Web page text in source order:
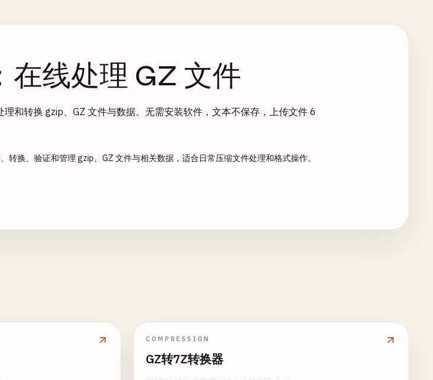
在线处理 GZ 文件
和转换 gzip、GZ 文件与数据。无需安装软件，文本不保存，上传文件 6
转换、验证和管理 gzip、GZ 文件与相关数据，适合日常压缩文件处理和格式操作。
COMPRESSION
GZ转7Z转换器